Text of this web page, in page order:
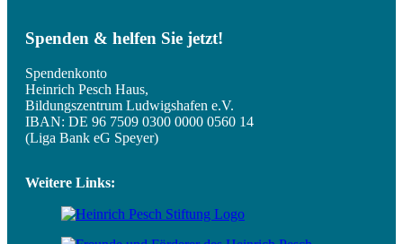
Spenden & helfen Sie jetzt!
Spendenkonto
Heinrich Pesch Haus,
Bildungszentrum Ludwigshafen e.V.
IBAN: DE 96 7509 0300 0000 0560 14
(Liga Bank eG Speyer)
Weitere Links: